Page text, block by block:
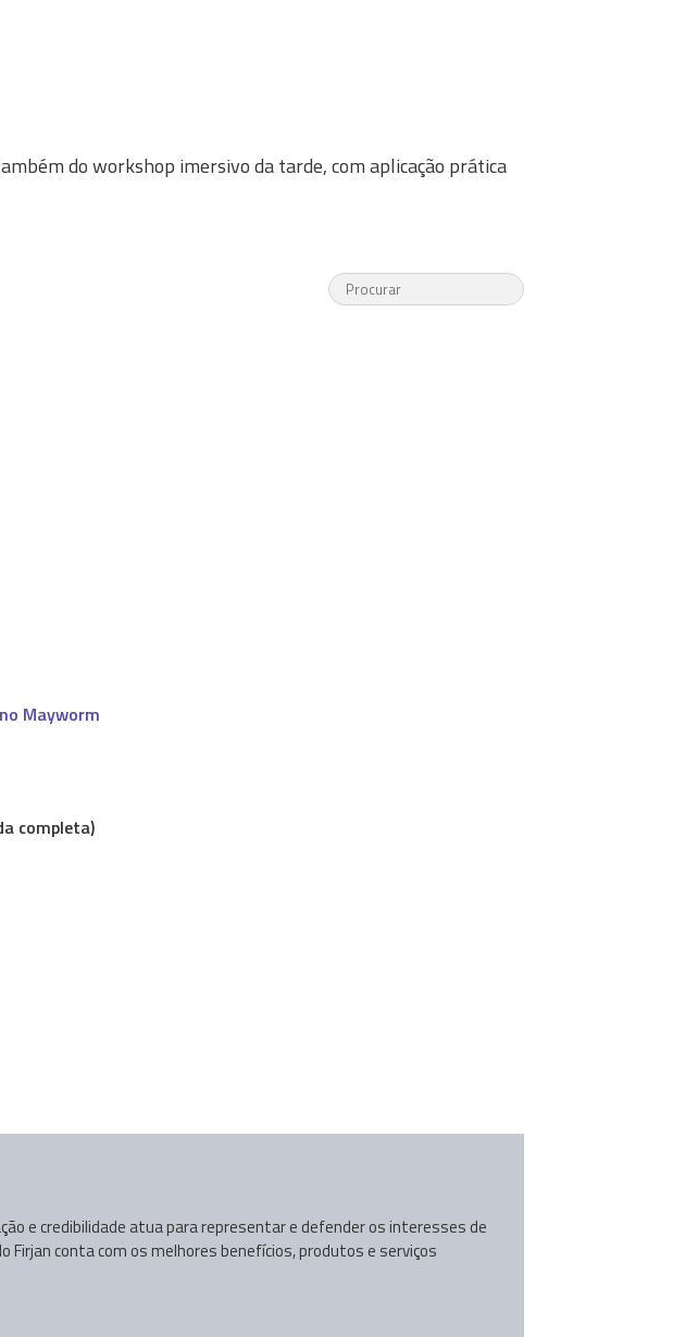
do workshop imersivo da tarde, com aplicação prática
Mayworm
completa)
e credibilidade atua para representar e defender os interesses de
conta com os melhores benefícios, produtos e serviços